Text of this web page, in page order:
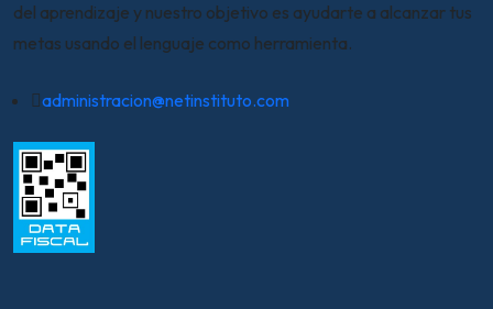
del aprendizaje y nuestro objetivo es ayudarte a alcanzar tus
metas usando el lenguaje como herramienta.
administracion@netinstituto.com